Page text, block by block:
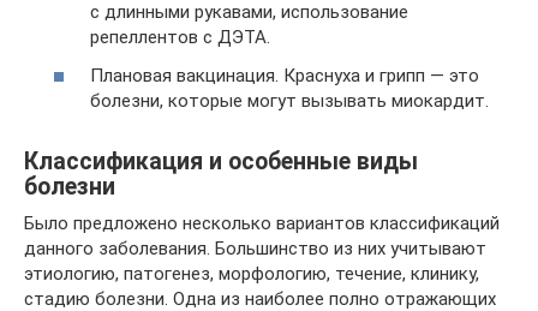
с длинными рукавами, использование
репеллентов с ДЭТА.
Плановая вакцинация. Краснуха и грипп — это
болезни, которые могут вызывать миокардит.
Классификация и особенные виды
болезни
Было предложено несколько вариантов классификаций
данного заболевания. Большинство из них учитывают
этиологию, патогенез, морфологию, течение, клинику,
стадию болезни. Одна из наиболее полно отражающих